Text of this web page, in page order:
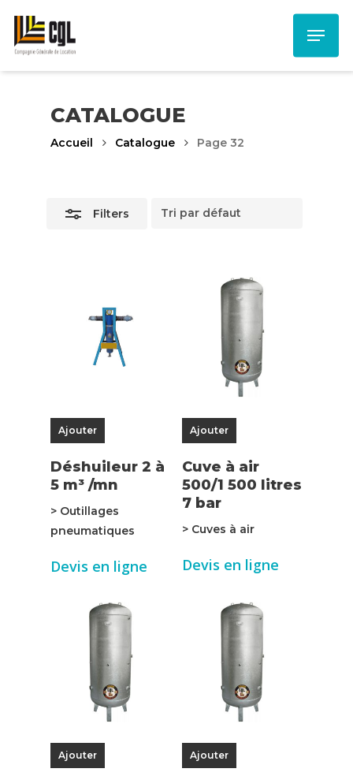
main
content
Menu
CATALOGUE
Accueil Catalogue Page 32
Filters
Close
Ajouter
Déshuileur 2 à
5 m³ /mn
> Outillages
pneumatiques
Devis en ligne
Ajouter
Cuve à air
500/1 500 litres
7 bar
> Cuves à air
Devis en ligne
Ajouter Ajouter